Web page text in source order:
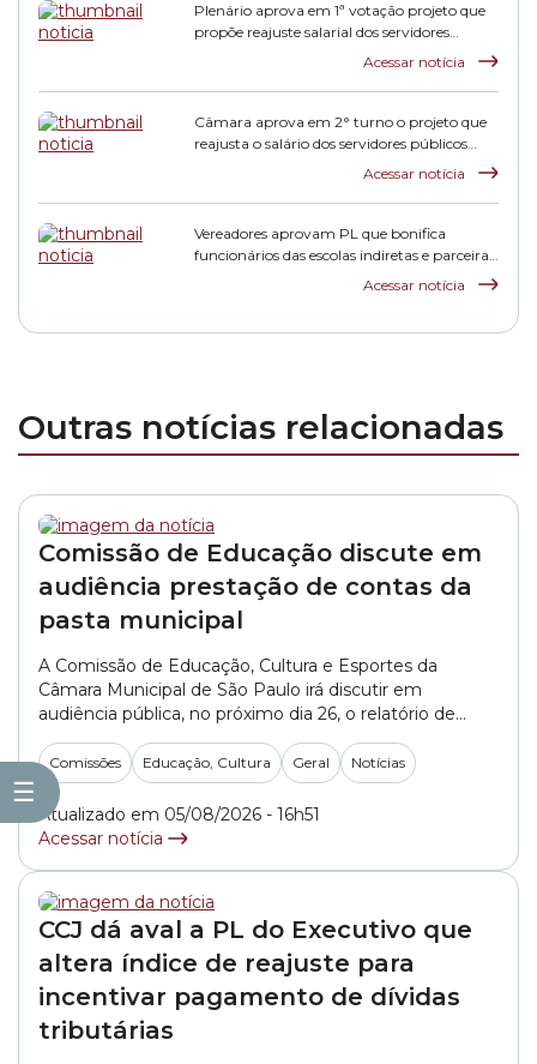
☰
Plenário aprova em 1ª votação projeto que
propõe reajuste salarial dos servidores
Acessar notícia
Câmara aprova em 2° turno o projeto que
reajusta o salário dos servidores públicos
Acessar notícia
Vereadores aprovam PL que bonifica
funcionários das escolas indiretas e parceiras
Acessar notícia
Outras notícias relacionadas
Comissão de Educação discute em
audiência prestação de contas da
pasta municipal
A Comissão de Educação, Cultura e Esportes da
Câmara Municipal de São Paulo irá discutir em
audiência pública, no próximo dia 26, o relatório de
prestação de contas da Secretaria Municipal de
Educação referente aos meses de abril, maio e junho
de 2026. O debate está agendado para às 13h30, na
Sala Tiradentes – 8°... »
Comissões Educação, Cultura Geral Notícias
Atualizado em 05/08/2026 - 16h51
Acessar notícia
CCJ dá aval a PL do Executivo que
altera índice de reajuste para
incentivar pagamento de dívidas
tributárias